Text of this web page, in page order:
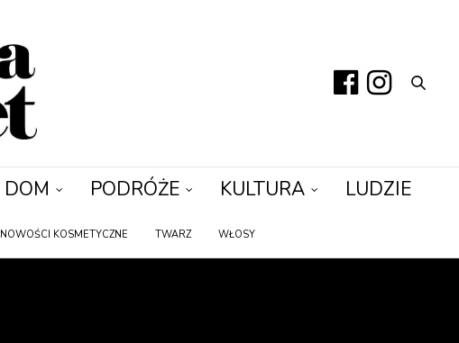
DOM PODRÓŻE KULTURA LUDZIE
NOWOŚCI KOSMETYCZNE TWARZ WŁOSY